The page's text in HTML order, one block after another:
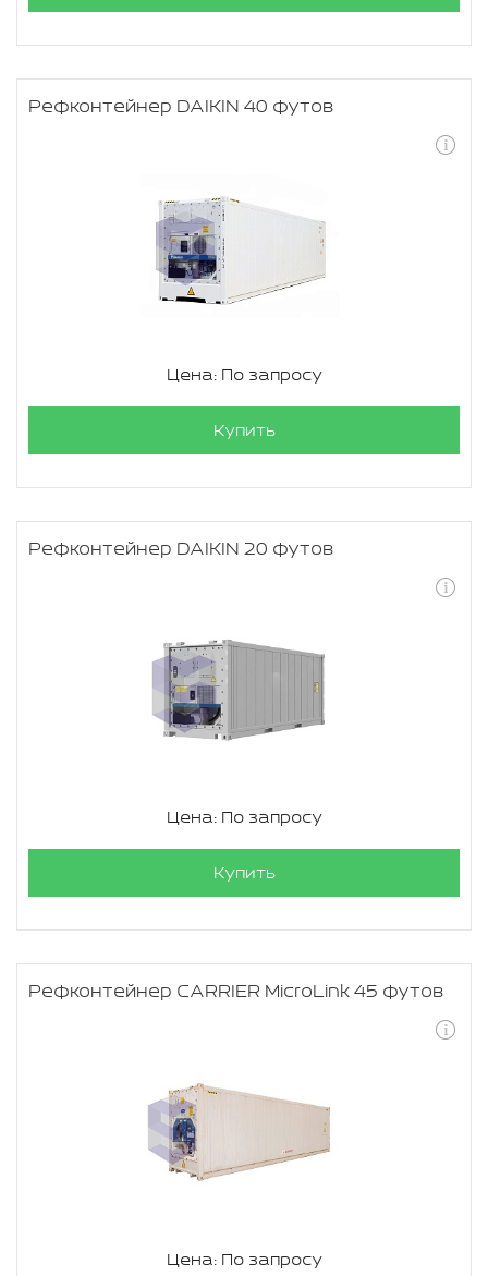
Рефконтейнер DAIKIN 40 футов
Цена: По запросу
Купить
Рефконтейнер DAIKIN 20 футов
Цена: По запросу
Купить
Рефконтейнер CARRIER MicroLink 45 футов
Цена: По запросу